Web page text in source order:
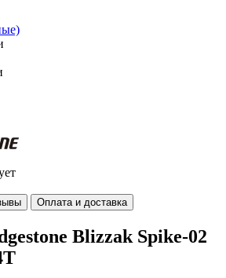
Оплата и доставка
Blizzak Spike-02